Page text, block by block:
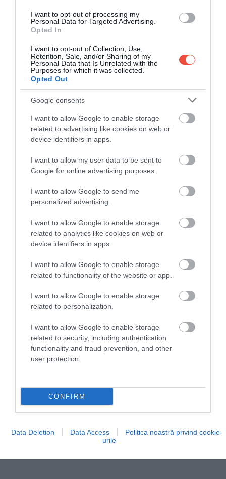
I want to opt-out of processing my
Personal Data for Targeted Advertising.
Opted In
I want to opt-out of Collection, Use,
Retention, Sale, and/or Sharing of my
Personal Data that Is Unrelated with the
Purposes for which it was collected.
Opted Out
Google consents
I want to allow Google to enable storage
related to advertising like cookies on web or
device identifiers in apps.
I want to allow my user data to be sent to
Google for online advertising purposes.
I want to allow Google to send me
personalized advertising.
I want to allow Google to enable storage
related to analytics like cookies on web or
device identifiers in apps.
I want to allow Google to enable storage
related to functionality of the website or app.
I want to allow Google to enable storage
related to personalization.
I want to allow Google to enable storage
related to security, including authentication
functionality and fraud prevention, and other
user protection.
CONFIRM
Data Deletion Data Access
Politica noastră privind cookie-
urile
Chiemsee
Astfel, locuitorii sunt încurajați să cheltuiască mai
des și mai repede banii în magazinele locale. Tocmai
de aceea, o persoană obișnuită nu poate schimba
scopul este ca banii să rămână în comunitate. În
sens invers, oricine poate cumpăra Chiemgaueri, iar
valoarea lor este egală cu cea a euro: pentru un
euro se primește un Chiemgauer.Afacerile pot
transforma moneda locală în euro, dar la schimb li se
reține 5%. Această sumă susține funcționarea și
să „doarmă” în conturi bancare. Pentru magazinele
mici și furnizorii locali de servicii, acest lucru poate fi